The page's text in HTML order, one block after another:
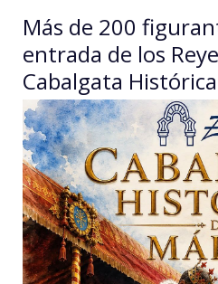
Más de 200
entrada de los
Cabalgata